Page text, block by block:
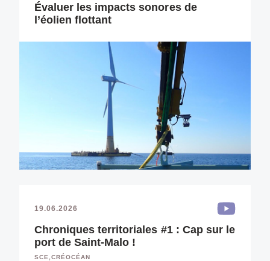
Évaluer les impacts sonores de
l’éolien flottant
19.06.2026
Chroniques territoriales #1 : Cap sur le
port de Saint-Malo !
SCE,CRÉOCÉAN